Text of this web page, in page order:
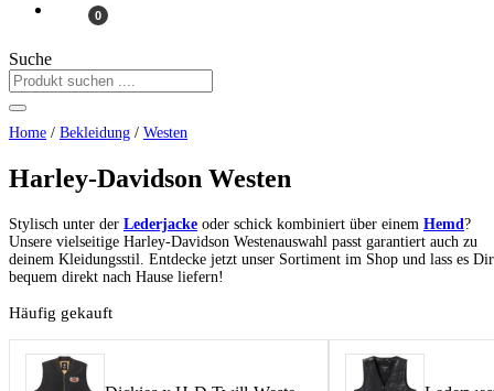
0
Suche
Home / Bekleidung / Westen
Harley-Davidson Westen
Stylisch unter der Lederjacke oder schick kombiniert über einem Hemd?
Unsere vielseitige Harley-Davidson Westenauswahl passt garantiert auch zu
deinem Kleidungsstil. Entdecke jetzt unser Sortiment im Shop und lass es Dir
bequem direkt nach Hause liefern!
Häufig gekauft